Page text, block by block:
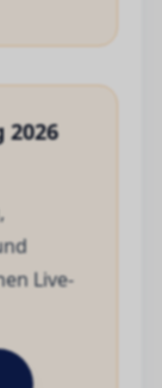
Live-